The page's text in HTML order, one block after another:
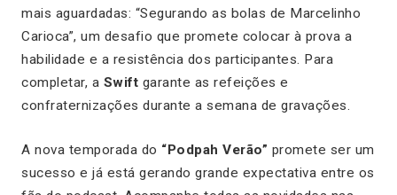
mais aguardadas: “Segurando as bolas de Marcelinho
Carioca”, um desafio que promete colocar à prova a
habilidade e a resistência dos participantes. Para
completar, a Swift garante as refeições e
confraternizações durante a semana de gravações.
A nova temporada do “Podpah Verão” promete ser um
sucesso e já está gerando grande expectativa entre os